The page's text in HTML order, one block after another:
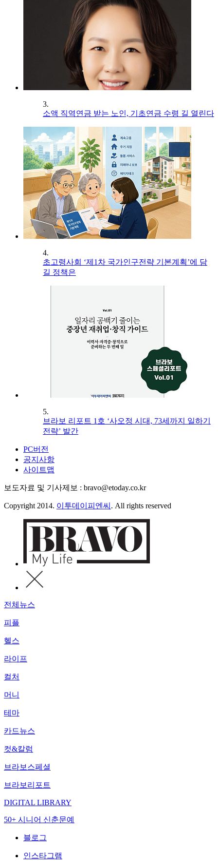
3.
소액 직역연금 받는 노인, 기초연금 수령 길 열린다
4.
초고령사회 ‘제1차 국가인구전략 기본계획’에 담
길 정책은
5.
브라보 리포트 1호 ‘사오정 시대, 73세까지 일하기
전략’ 발간
PC버전
공지사항
사이트맵
보도자료 및 기사제보 : bravo@etoday.co.kr
Copyright 2014. 이투데이피엔씨 . All rights reserved
전체뉴스
피플
헬스
라이프
컬처
머니
테마
카드뉴스
컷&칼럼
브라보스페셜
브라보리포트
DIGITAL LIBRARY
50+ 시니어 신춘문예
블로그
인스타그램